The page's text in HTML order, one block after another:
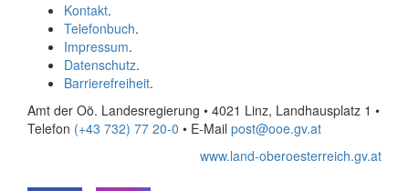
Kontakt.
Telefonbuch.
Impressum.
Datenschutz.
Barrierefreiheit.
Amt der Oö. Landesregierung • 4021 Linz, Landhausplatz 1 •
Telefon (+43 732) 77 20-0 • E-Mail post@ooe.gv.at
www.land-oberoesterreich.gv.at